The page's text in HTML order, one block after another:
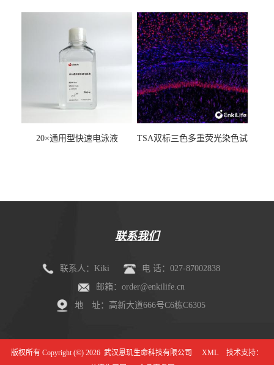
20×通用型快速电泳液
TSA双标三色多重荧光染色试
联系我们
联系人：Kiki
电 话：027-87002838
邮箱：order@enkilife.cn
地 址：高新大道666号C6栋C6305
版权所有 Copyright (©) 2026 武汉恩玑生命科技有限公司 XML
技术支持：